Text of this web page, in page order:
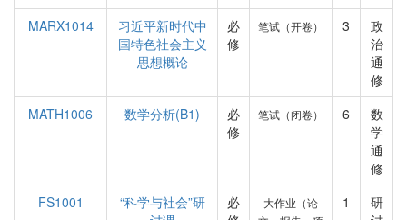
MARX1014
习近平新时代中
国特色社会主义
思想概论
必
修
笔试（开卷） 3
政
治
通
修
MATH1006
数学分析(B1)
必
修
笔试（闭卷） 6
数
学
通
修
FS1001
“科学与社会”研
必
大作业（论
1
研